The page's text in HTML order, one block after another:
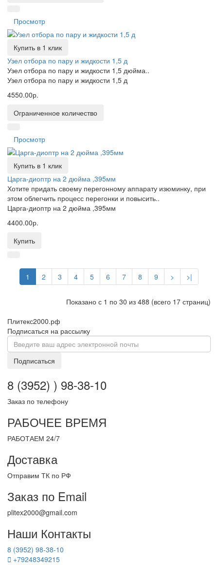
Просмотр
Купить в 1 клик
Узел отбора по пару и жидкости 1,5 д
Узел отбора по пару и жидкости 1,5 дюйма..
Узел отбора по пару и жидкости 1,5 д
4550.00р.
Ограниченное количество
Просмотр
Купить в 1 клик
Царга-диоптр на 2 дюйма ,395мм
Хотите придать своему перегонному аппарату изюминку, при
этом облегчить процесс перегонки и повысить..
Царга-диоптр на 2 дюйма ,395мм
4400.00р.
Купить
1 2 3 4 5 6 7 8 9 > >|
Показано с 1 по 30 из 488 (всего 17 страниц)
Плитекс2000.рф
Подписаться на рассылку
Подписаться
8 (3952) ) 98-38-10
Заказ по телефону
РАБОЧЕЕ ВРЕМЯ
РАБОТАЕМ 24/7
Доставка
Отправим ТК по РФ
Заказ по Email
plitex2000@gmail.com
Наши Контакты
8 (3952) 98-38-10
+79248349215